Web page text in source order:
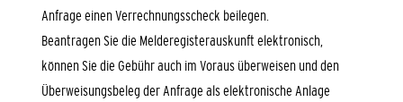
Anfrage einen Verrechnungsscheck beilegen.
Beantragen Sie die Melderegisterauskunft elektronisch,
können Sie die Gebühr auch im Voraus überweisen und den
Überweisungsbeleg der Anfrage als elektronische Anlage